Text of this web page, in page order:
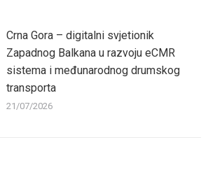
Crna Gora – digitalni svjetionik
Zapadnog Balkana u razvoju eCMR
sistema i međunarodnog drumskog
transporta
21/07/2026